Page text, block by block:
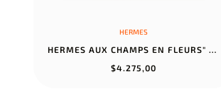
HERMES
HERMES AUX CHAMPS EN FLEURS" PANTS NOIR
$4.275,00